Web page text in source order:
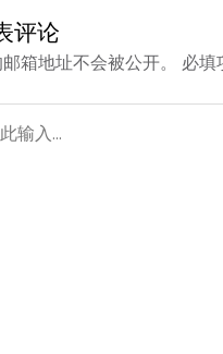
评论
箱地址不会被公开。 必填